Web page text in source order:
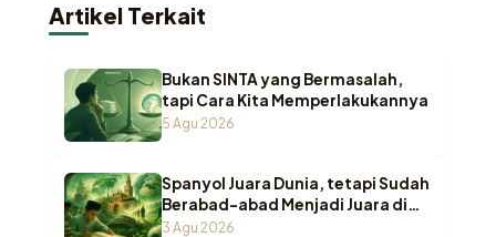
Artikel Terkait
Bukan SINTA yang Bermasalah,
tapi Cara Kita Memperlakukannya
5 Agu 2026
Spanyol Juara Dunia, tetapi Sudah
Berabad-abad Menjadi Juara di
Pesantren Indonesia
3 Agu 2026